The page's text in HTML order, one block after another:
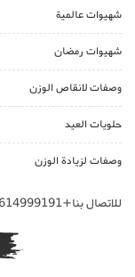
شهيوات عالمية
شهيوات رمضان
وصفات لانقاص الوزن
حلويات العيد
وصفات لزيادة الوزن
للاتصال بنا+212614999191